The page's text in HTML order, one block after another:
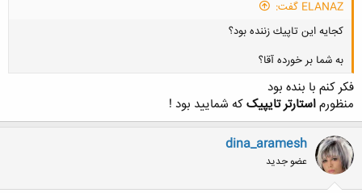
ELANAZ گفت:
كجايه اين تاپيك زننده بود؟
به شما بر خورده آقا؟
کلیک کنید تا باز شود...
فکر کنم با بنده بود
منظورماستارتر تایپیککه شمایید بود !
dina_aramesh
عضو جدید